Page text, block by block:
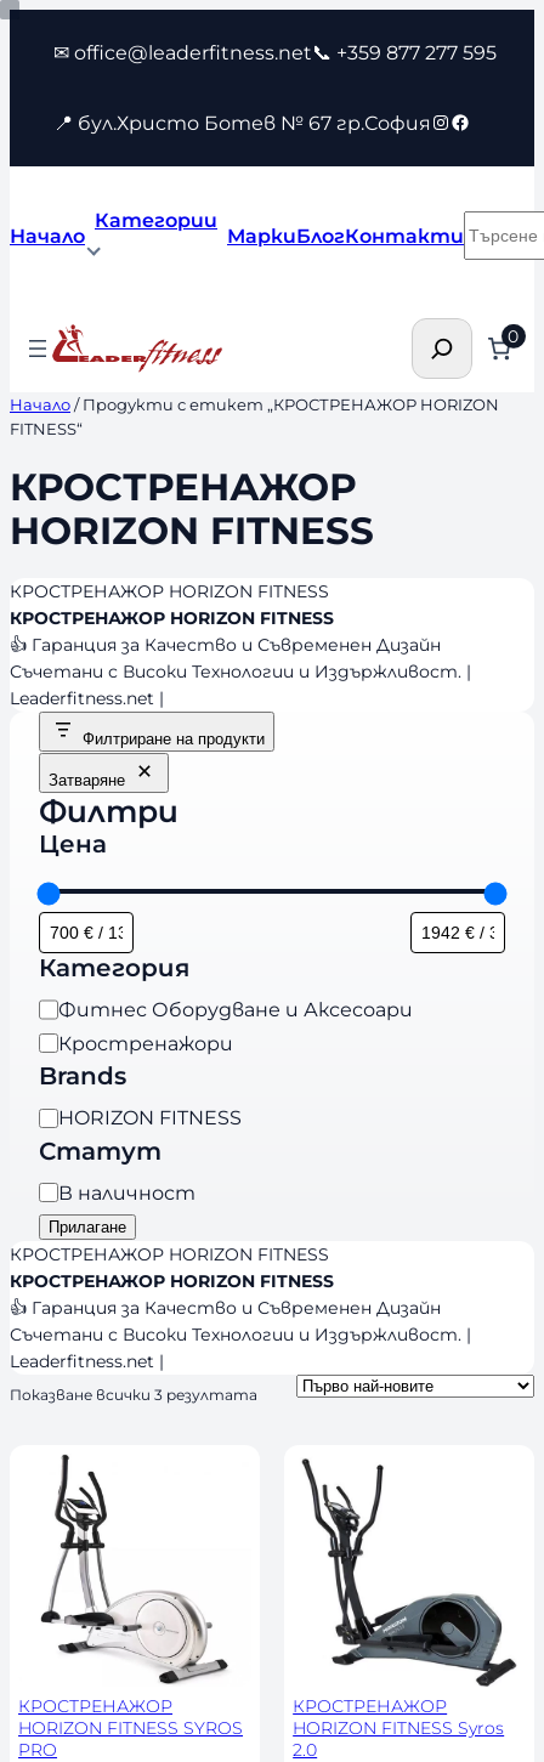
Към
съдържанието
✉ office@leaderfitness.net📞 +359 877 277 595
📍 бул.Христо Ботев № 67 гр.София Instagram
Facebook
Начало
Категории
МаркиБлогКонтакти
Търсене 0
Начало/ Продукти с етикет „КРОСТРЕНАЖОР HORIZON
FITNESS“
КРОСТРЕНАЖОР
HORIZON FITNESS
КРОСТРЕНАЖОР HORIZON FITNESS
КРОСТРЕНАЖОР HORIZON FITNESS
👍 Гаранция за Качество и Съвременен Дизайн
Съчетани с Високи Технологии и Издържливост. |
Leaderfitness.net |
Филтриране на продукти
Затваряне
Филтри
Цена
Категория
К
а
т
г
о
р
и
я
Фитнес Оборудване и Аксесоари
Кростренажори
Brands
B
r
a
n
d
s
HORIZON FITNESS
Статут
Н
а
л
и
ч
н
о
с
В наличност
Прилагане
КРОСТРЕНАЖОР HORIZON FITNESS
КРОСТРЕНАЖОР HORIZON FITNESS
👍 Гаранция за Качество и Съвременен Дизайн
Съчетани с Високи Технологии и Издържливост. |
Leaderfitness.net |
Показване всички 3 резултата
КРОСТРЕНАЖОР
HORIZON FITNESS SYROS
PRO
КРОСТРЕНАЖОР
HORIZON FITNESS Syros
2.0